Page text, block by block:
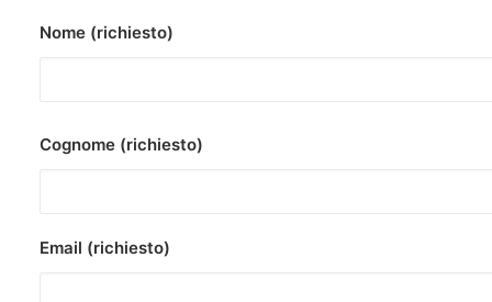
Nome (richiesto)
Cognome (richiesto)
Email (richiesto)